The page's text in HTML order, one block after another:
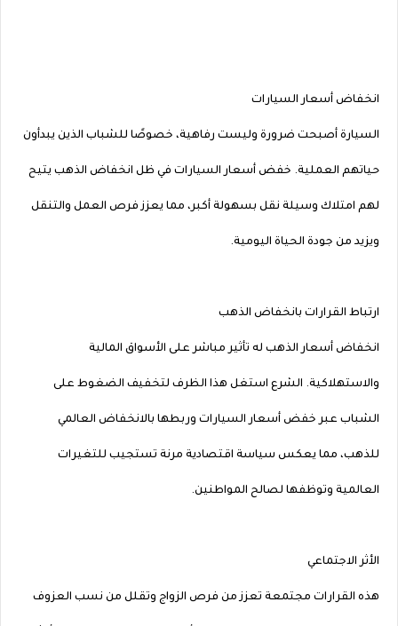
انخفاض أسعار السيارات
السيارة أصبحت ضرورة وليست رفاهية، خصوصًا للشباب الذين يبدأون
حياتهم العملية. خفض أسعار السيارات في ظل انخفاض الذهب يتيح
لهم امتلاك وسيلة نقل بسهولة أكبر، مما يعزز فرص العمل والتنقل
ويزيد من جودة الحياة اليومية.
ارتباط القرارات بانخفاض الذهب
انخفاض أسعار الذهب له تأثير مباشر على الأسواق المالية
والاستهلاكية. الشرع استغل هذا الظرف لتخفيف الضغوط على
الشباب عبر خفض أسعار السيارات وربطها بالانخفاض العالمي
للذهب، مما يعكس سياسة اقتصادية مرنة تستجيب للتغيرات
العالمية وتوظفها لصالح المواطنين.
الأثر الاجتماعي
هذه القرارات مجتمعة تعزز من فرص الزواج وتقلل من نسب العزوف